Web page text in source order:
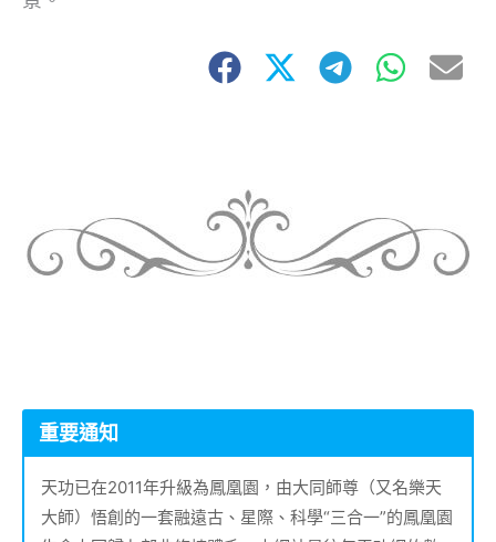
重要通知
天功已在2011年升級為鳳凰園，由大同師尊（又名樂天
大師）悟創的一套融遠古、星際、科學“三合一”的鳳凰園